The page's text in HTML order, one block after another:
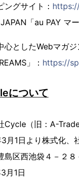
ングサイト：
JAPAN「au PAY マ
心としたWebマガジ
」： https://
について
Cycle（旧：A-Trade
より株式化、社
島区西池袋４－２
月1日